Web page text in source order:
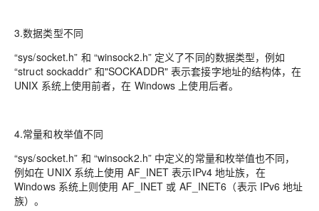
3.数据类型不同
“sys/socket.h” 和 “winsock2.h” 定义了不同的数据类型，例如
“struct sockaddr” 和"SOCKADDR" 表示套接字地址的结构体，在
UNIX 系统上使用前者，在 Windows 上使用后者。
4.常量和枚举值不同
“sys/socket.h” 和 “winsock2.h” 中定义的常量和枚举值也不同，
例如在 UNIX 系统上使用 AF_INET 表示IPv4 地址族，在
Windows 系统上则使用 AF_INET 或 AF_INET6（表示 IPv6 地址
族）。